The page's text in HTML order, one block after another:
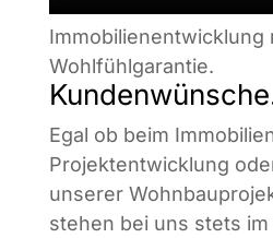
Immobilienentwicklung
Wohlfühlgarantie.
Egal ob beim
Projektentwicklung
unserer
stehen bei uns stets